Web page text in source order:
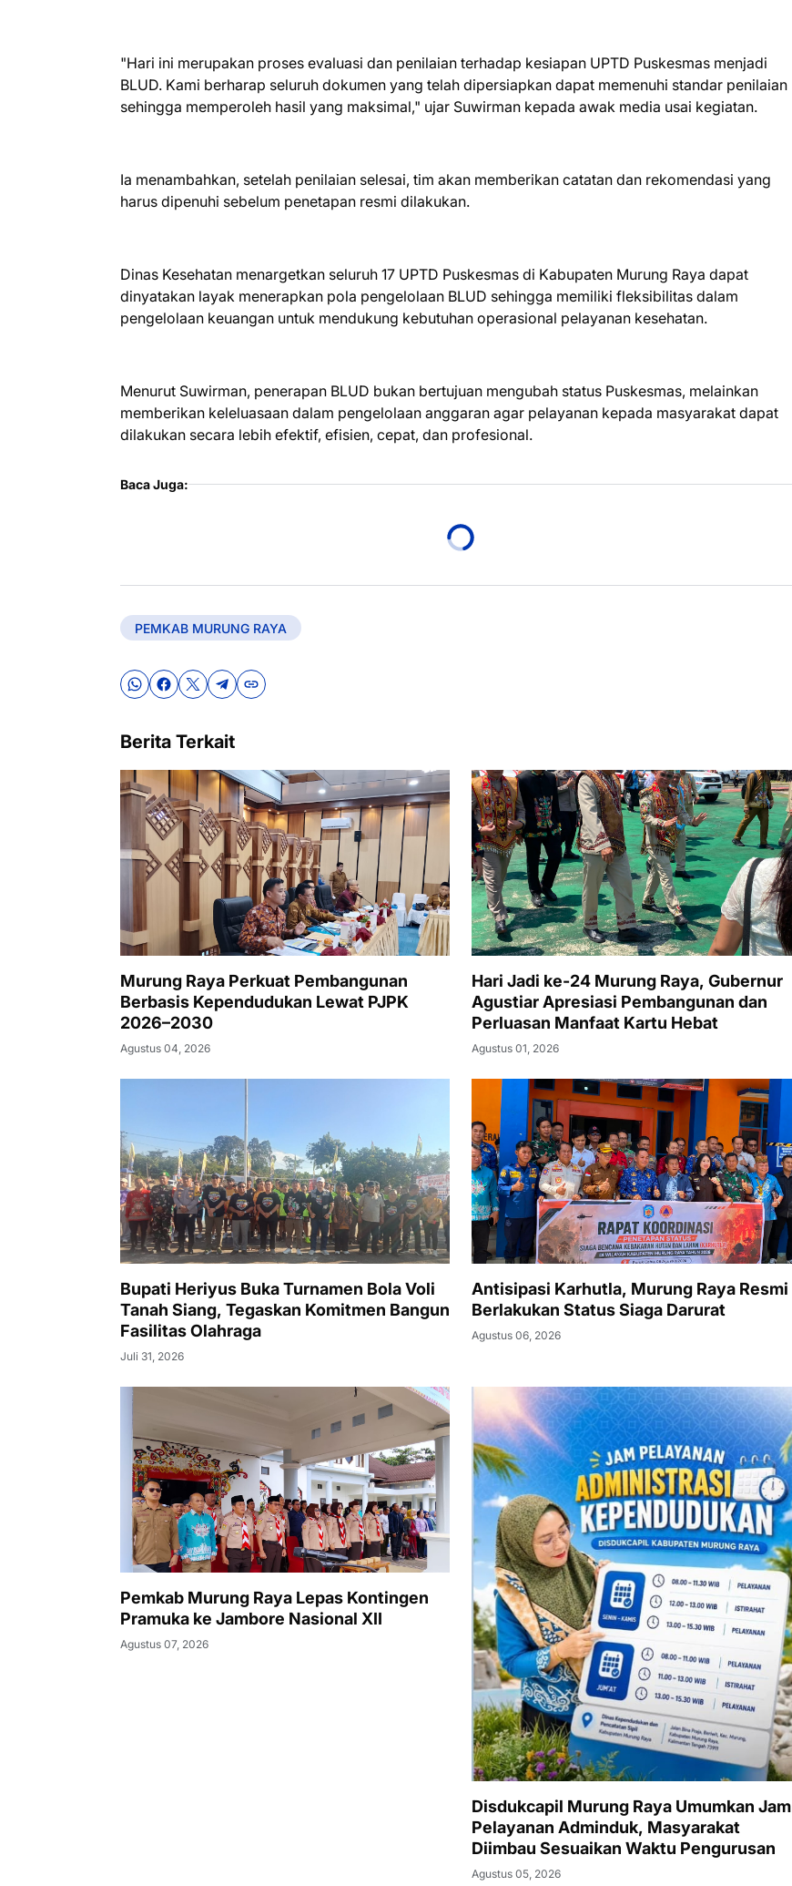
"Hari ini merupakan proses evaluasi dan penilaian terhadap kesiapan UPTD Puskesmas menjadi
BLUD. Kami berharap seluruh dokumen yang telah dipersiapkan dapat memenuhi standar penilaian
sehingga memperoleh hasil yang maksimal," ujar Suwirman kepada awak media usai kegiatan.
Ia menambahkan, setelah penilaian selesai, tim akan memberikan catatan dan rekomendasi yang
harus dipenuhi sebelum penetapan resmi dilakukan.
Dinas Kesehatan menargetkan seluruh 17 UPTD Puskesmas di Kabupaten Murung Raya dapat
dinyatakan layak menerapkan pola pengelolaan BLUD sehingga memiliki fleksibilitas dalam
pengelolaan keuangan untuk mendukung kebutuhan operasional pelayanan kesehatan.
Menurut Suwirman, penerapan BLUD bukan bertujuan mengubah status Puskesmas, melainkan
memberikan keleluasaan dalam pengelolaan anggaran agar pelayanan kepada masyarakat dapat
dilakukan secara lebih efektif, efisien, cepat, dan profesional.
Baca Juga:
PEMKAB MURUNG RAYA
Berita Terkait
Murung Raya Perkuat Pembangunan
Berbasis Kependudukan Lewat PJPK
2026–2030
Agustus 04, 2026
Hari Jadi ke-24 Murung Raya, Gubernur
Agustiar Apresiasi Pembangunan dan
Perluasan Manfaat Kartu Hebat
Agustus 01, 2026
Bupati Heriyus Buka Turnamen Bola Voli
Tanah Siang, Tegaskan Komitmen Bangun
Fasilitas Olahraga
Juli 31, 2026
Antisipasi Karhutla, Murung Raya Resmi
Berlakukan Status Siaga Darurat
Agustus 06, 2026
Pemkab Murung Raya Lepas Kontingen
Pramuka ke Jambore Nasional XII
Agustus 07, 2026
Disdukcapil Murung Raya Umumkan Jam
Pelayanan Adminduk, Masyarakat
Diimbau Sesuaikan Waktu Pengurusan
Agustus 05, 2026